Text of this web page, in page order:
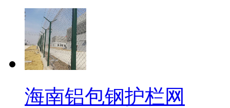
海南铝包钢护栏网